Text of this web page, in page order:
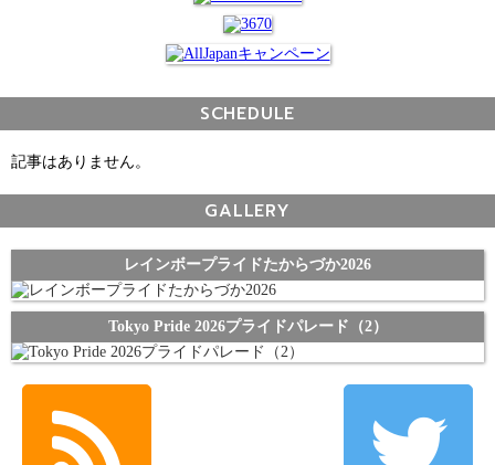
SCHEDULE
記事はありません。
GALLERY
レインボープライドたからづか2026
Tokyo Pride 2026プライドパレード（2）